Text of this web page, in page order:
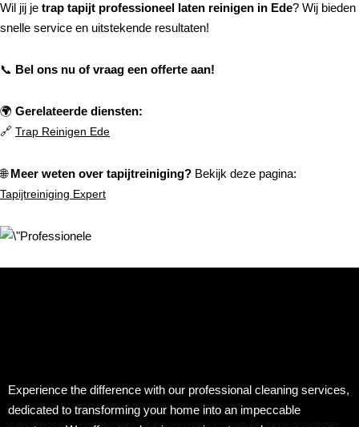
Wil jij je trap tapijt professioneel laten reinigen in Ede? Wij bieden
snelle service en uitstekende resultaten!
📞 Bel ons nu of vraag een offerte aan!
🌍 Gerelateerde diensten:
🔗 Trap Reinigen Ede
🌐Meer weten over tapijtreiniging? Bekijk deze pagina:
Tapijtreiniging Expert
Experience the difference with our professional cleaning services,
dedicated to transforming your home into an impeccable